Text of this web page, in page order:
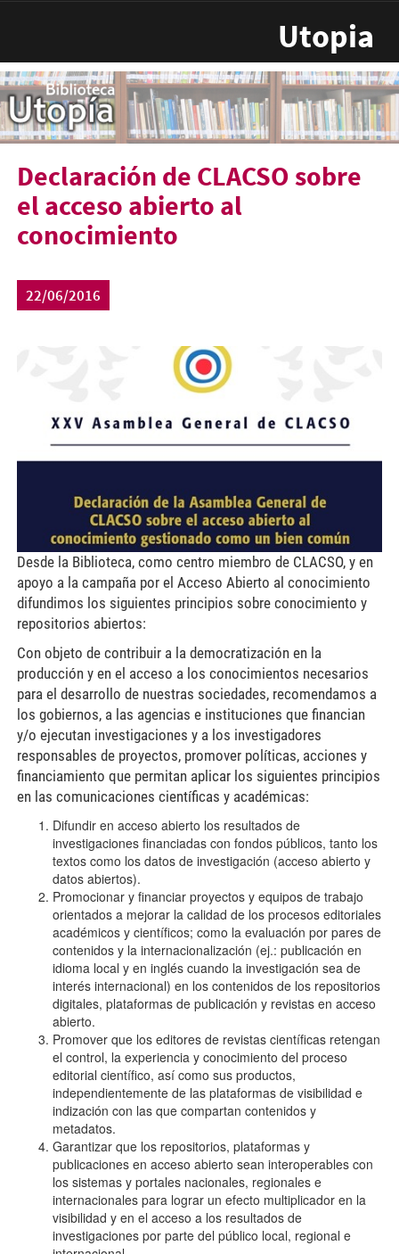
Utopia
Declaración de CLACSO sobre
el acceso abierto al
conocimiento
22/06/2016
clacso-acceso-abierto.jpg
Desde la Biblioteca, como centro miembro de CLACSO, y en
apoyo a la campaña por el Acceso Abierto al conocimiento
difundimos los siguientes principios sobre conocimiento y
repositorios abiertos:
Con objeto de contribuir a la democratización en la
producción y en el acceso a los conocimientos necesarios
para el desarrollo de nuestras sociedades, recomendamos a
los gobiernos, a las agencias e instituciones que financian
y/o ejecutan investigaciones y a los investigadores
responsables de proyectos, promover políticas, acciones y
financiamiento que permitan aplicar los siguientes principios
en las comunicaciones científicas y académicas:
Difundir en acceso abierto los resultados de
investigaciones financiadas con fondos públicos, tanto los
textos como los datos de investigación (acceso abierto y
datos abiertos).
Promocionar y financiar proyectos y equipos de trabajo
orientados a mejorar la calidad de los procesos editoriales
académicos y científicos; como la evaluación por pares de
contenidos y la internacionalización (ej.: publicación en
idioma local y en inglés cuando la investigación sea de
interés internacional) en los contenidos de los repositorios
digitales, plataformas de publicación y revistas en acceso
abierto.
Promover que los editores de revistas científicas retengan
el control, la experiencia y conocimiento del proceso
editorial científico, así como sus productos,
independientemente de las plataformas de visibilidad e
indización con las que compartan contenidos y
metadatos.
Garantizar que los repositorios, plataformas y
publicaciones en acceso abierto sean interoperables con
los sistemas y portales nacionales, regionales e
internacionales para lograr un efecto multiplicador en la
visibilidad y en el acceso a los resultados de
investigaciones por parte del público local, regional e